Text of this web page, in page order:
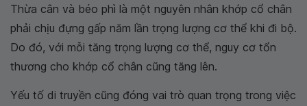
Thừa cân và béo phì là một nguyên nhân khớp cổ chân
phải chịu đựng gấp năm lần trọng lượng cơ thể khi đi bộ.
Do đó, với mỗi tăng trọng lượng cơ thể, nguy cơ tổn
thương cho khớp cổ chân cũng tăng lên.
Yếu tố di truyền cũng đóng vai trò quan trọng trong việc